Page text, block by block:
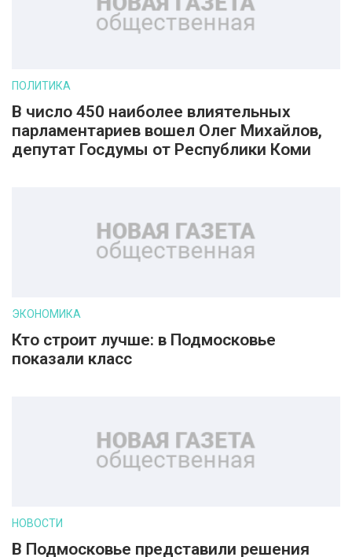
ПОЛИТИКА
В число 450 наиболее влиятельных
парламентариев вошел Олег Михайлов,
депутат Госдумы от Республики Коми
ЭКОНОМИКА
Кто строит лучше: в Подмосковье
показали класс
НОВОСТИ
В Подмосковье представили решения